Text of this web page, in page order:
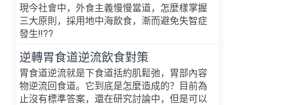
現今社會中，外食主義慢慢當道，怎麼樣掌握
三大原則，採用地中海飲食，漸而避免失智症
發生!!??
逆轉胃食道逆流飲食對策
胃食道逆流就是下食道括約肌鬆弛，胃部內容
物逆流回食道。它到底是怎麼造成的？目前為
止沒有標準答案，還在研究討論中，但是可以